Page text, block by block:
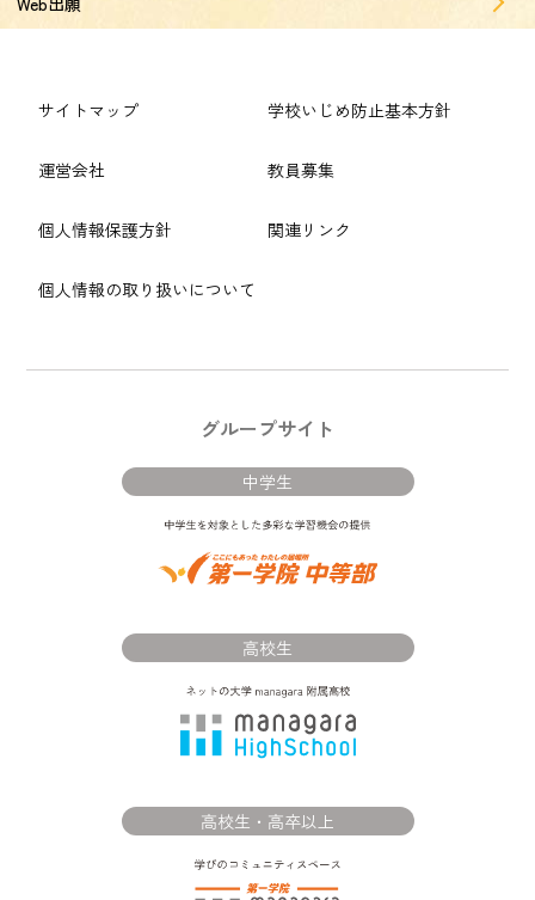
サイトマップ
運営会社
個人情報保護方針
個人情報の取り扱いについて
学校いじめ防止基本方針
教員募集
関連リンク
グループサイト
中学生
高校生
高校生・高卒以上